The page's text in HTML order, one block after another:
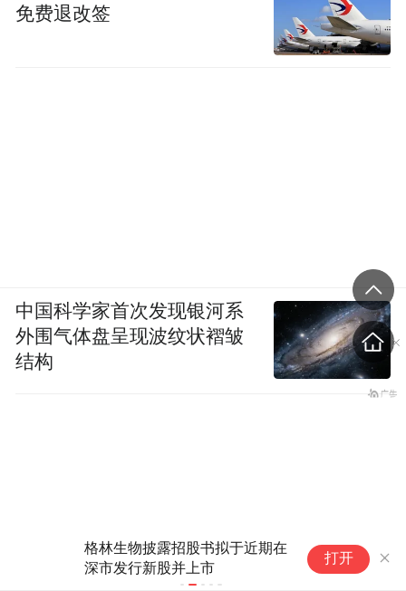
格林生物披露招股书拟于近期在
深市发行新股并上市
【新股】一
打开
免费退改签
中国科学家首次发现银河系
外围气体盘呈现波纹状褶皱
结构